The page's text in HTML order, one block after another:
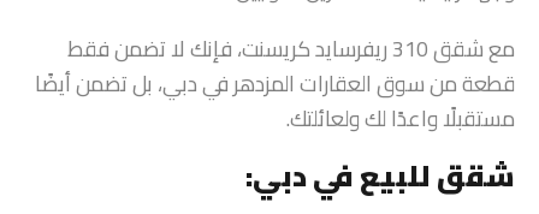
مع شقق 310 ريفرسايد كريسنت، فإنك لا تضمن فقط
قطعة من سوق العقارات المزدهر في دبي، بل تضمن أيضًا
مستقبلًا واعدًا لك ولعائلتك.
شقق للبيع في دبي: